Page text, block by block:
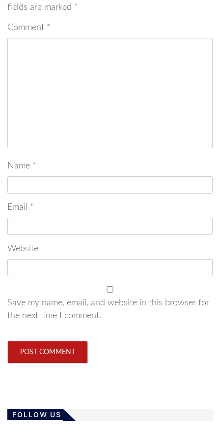
fields are marked *
Comment *
Name *
Email *
Website
Save my name, email, and website in this browser for
the next time I comment.
FOLLOW US